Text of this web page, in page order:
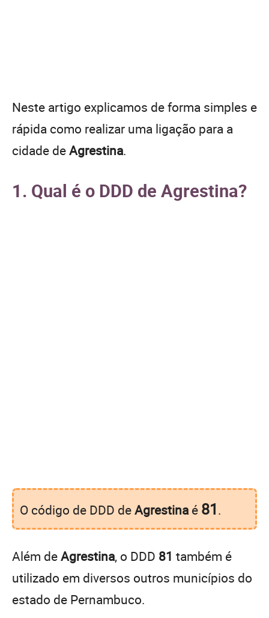
Neste artigo explicamos de forma simples e
rápida como realizar uma ligação para a
cidade deAgrestina.
1. Qual é o DDD de Agrestina?
O código de DDD deAgrestina é 81.
Além deAgrestina, o DDD 81 também é
utilizado em diversos outros municípios do
estado de Pernambuco.